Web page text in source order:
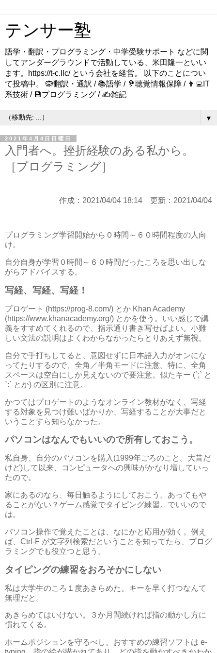
テンサー塾
語学・翻訳・プログラミング・中学受験サポート などに関
してアンダーグラウンドで活動している、米田隆一といい
ます。https://t-c.llc/ という会社を経営。 以下のことについ
て投稿中。 🙉翻訳・通訳 / 📚語学 / 🦻聴覚情報保障 / 👨‍💻IT
系技術 / 💾プログラミング / ✍️雑記
▼
2021年4月4日日曜日
入門者へ。挫折経験のある私から。
［プログラミング］
作成： 2021/04/04 18:14 更新： 2021/04/04
プログラミング学習開始から０時間～６０時間程度の人向
け。
自分自身が学習０時間～６０時間だったころを思い出しな
がらアドバイスする。
写経、写経、写経！
プロゲート (https://prog-8.com/) とか Khan Academy
(https://www.khanacademy.org/) とかを使う。いい感じで講
義をすすめてくれるので、指示通り書き写せばよい。小難
しい文法の説明はよくわからなかったらとりあえず無視。
自分で手打ちしてると、意図せずに日本語入力がオンにな
ってたりするので、全角／半角モードに注意。特に、全角
スペースは空白にしか見えないので要注意。似たキー (`;` と
`:` とか) の区別に注意。
かつてはプロゲートのようなオンライン教材がなく、写経
する対象を見つけ難いばかりか、写経することが大事だと
いうことすら知らなかった。
パソコンはなんでもいいので所有しておこう。
私自身、自分のパソコンを購入(1999年ごろのこと。大昔だ
けど)して以来、コンピュータへの興味がかなり増していっ
たので。
家にあるのなら、毎日触るようにしておこう。あってもや
ることがない？ゲーム感覚でタイピング練習。でいいので
は。
パソコン操作で覚えたことは、なにかと応用が効く。例え
ば、Ctrl-F が文字列検索だということを知ってたら、プログ
ラミングでも役立つと思う。
タイピングの練習をおろそかにしない
私は大学生のころ１度あきらめた。キーを早く打つなんて
無理だと。
あきらめてはいけない。３か月間続ければ指の動かし方に
慣れてくる。
ホームポジションを守るべし。おすすめの練習ソフトは e-